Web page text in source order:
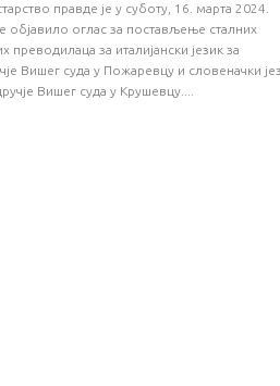
правде је у суботу, 16. марта 2024.
објавило оглас за постављење сталних
преводилаца за италијански језик за
Вишег суда у Пожаревцу и словеначки
Вишег суда у Крушевцу....